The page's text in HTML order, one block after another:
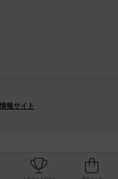
報サイト